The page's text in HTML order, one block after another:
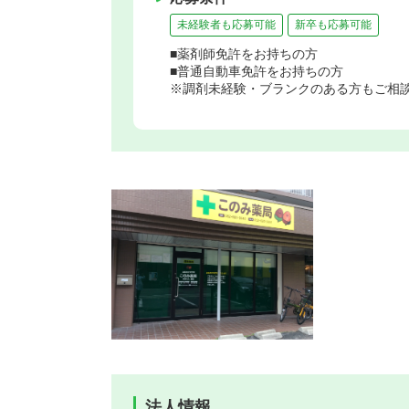
未経験者も応募可能 新卒も応募可能
■薬剤師免許をお持ちの方
■普通自動車免許をお持ちの方
※調剤未経験・ブランクのある方もご相